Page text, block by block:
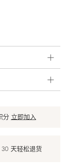
分 立即加入
30 天轻松退货